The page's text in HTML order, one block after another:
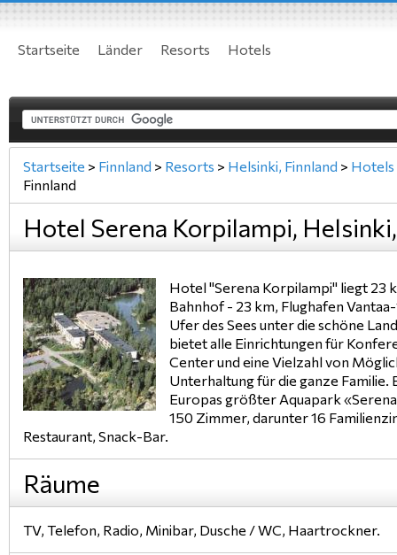
Startseite Länder Resorts Hotels
Startseite > Finnland > Resorts > Helsinki, Finnland > Hotels
Finnland
Hotel Serena Korpilampi,
Hotel "Serena Korpilampi" liegt 23
Bahnhof - 23 km, Flughafen
Ufer des Sees unter die schöne
bietet alle Einrichtungen für
Center und eine Vielzahl von
Unterhaltung für die ganze
Europas größter Aquapark
150 Zimmer, darunter 16
Restaurant, Snack-Bar.
Räume
TV, Telefon, Radio, Minibar, Dusche / WC, Haartrockner.